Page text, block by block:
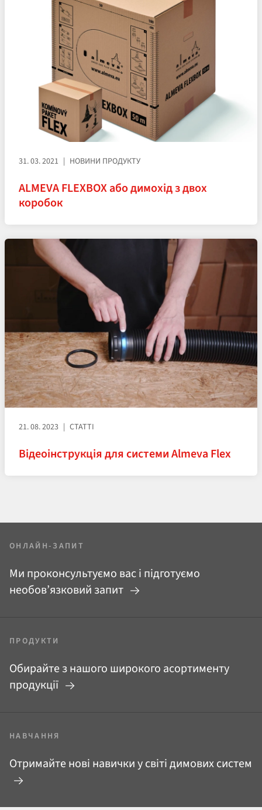
31. 03. 2021 НОВИНИ ПРОДУКТУ
ALMEVA FLEXBOX або димохід з двох
коробок
21. 08. 2023 СТАТТІ
Відеоінструкція для системи Almeva Flex
ОНЛАЙН-ЗАПИТ
Ми проконсультуємо вас і підготуємо
необов’язковий запит
ПРОДУКТИ
Обирайте з нашого широкого асортименту
продукції
НАВЧАННЯ
Отримайте нові навички у світі димових систем